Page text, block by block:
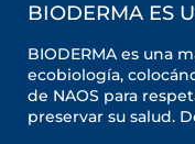
BIODERMA ES
BIODERMA es una
ecobiología,
de NAOS para
preservar su salud.